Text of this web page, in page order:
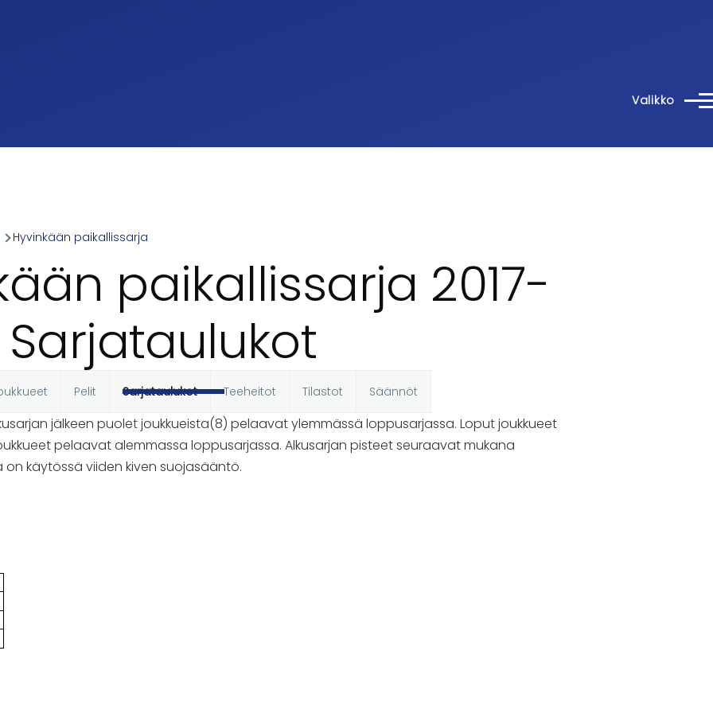
Valikko
Hyvinkään paikallissarja
paikallissarja 2017-
Sarjataulukot
Pelit Sarjataulukot Teeheitot Tilastot Säännöt
jälkeen puolet joukkueista(8) pelaavat ylemmässä loppusarjassa. Loput joukkueet
pelaavat alemmassa loppusarjassa. Alkusarjan pisteet seuraavat mukana
on käytössä viiden kiven suojasääntö.